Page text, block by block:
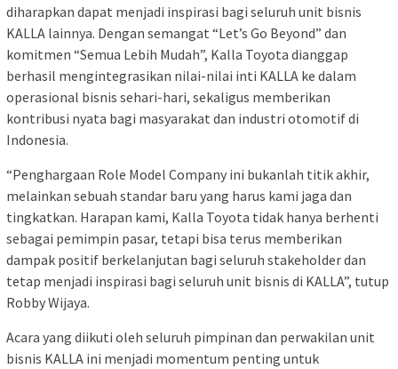
diharapkan dapat menjadi inspirasi bagi seluruh unit bisnis
KALLA lainnya. Dengan semangat “Let’s Go Beyond” dan
komitmen “Semua Lebih Mudah”, Kalla Toyota dianggap
berhasil mengintegrasikan nilai-nilai inti KALLA ke dalam
operasional bisnis sehari-hari, sekaligus memberikan
kontribusi nyata bagi masyarakat dan industri otomotif di
Indonesia.
“Penghargaan Role Model Company ini bukanlah titik akhir,
melainkan sebuah standar baru yang harus kami jaga dan
tingkatkan. Harapan kami, Kalla Toyota tidak hanya berhenti
sebagai pemimpin pasar, tetapi bisa terus memberikan
dampak positif berkelanjutan bagi seluruh stakeholder dan
tetap menjadi inspirasi bagi seluruh unit bisnis di KALLA”, tutup
Robby Wijaya.
Acara yang diikuti oleh seluruh pimpinan dan perwakilan unit
bisnis KALLA ini menjadi momentum penting untuk